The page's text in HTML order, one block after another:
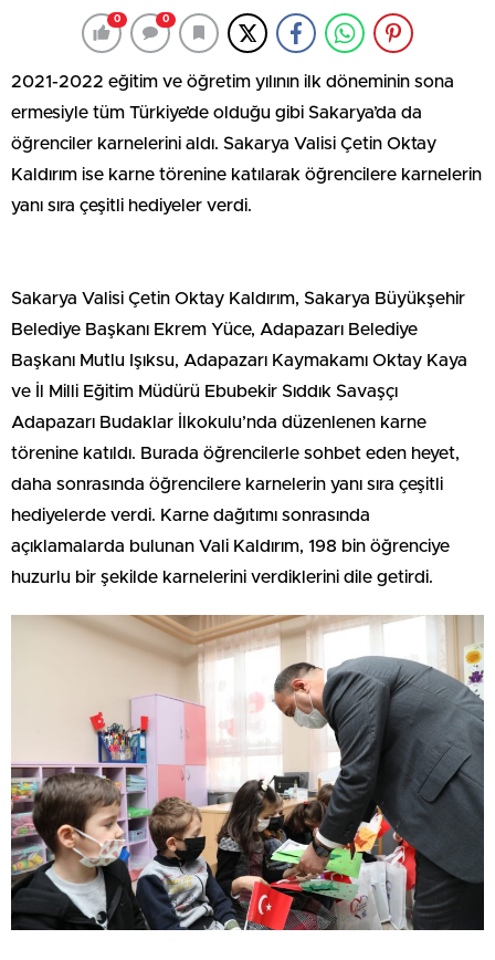
0 0
2021-2022 eğitim ve öğretim yılının ilk döneminin sona
ermesiyle tüm Türkiye’de olduğu gibi Sakarya’da da
öğrenciler karnelerini aldı. Sakarya Valisi Çetin Oktay
Kaldırım ise karne törenine katılarak öğrencilere karnelerin
yanı sıra çeşitli hediyeler verdi.
Sakarya Valisi Çetin Oktay Kaldırım, Sakarya Büyükşehir
Belediye Başkanı Ekrem Yüce, Adapazarı Belediye
Başkanı Mutlu Işıksu, Adapazarı Kaymakamı Oktay Kaya
ve İl Milli Eğitim Müdürü Ebubekir Sıddık Savaşçı
Adapazarı Budaklar İlkokulu’nda düzenlenen karne
törenine katıldı. Burada öğrencilerle sohbet eden heyet,
daha sonrasında öğrencilere karnelerin yanı sıra çeşitli
hediyelerde verdi. Karne dağıtımı sonrasında
açıklamalarda bulunan Vali Kaldırım, 198 bin öğrenciye
huzurlu bir şekilde karnelerini verdiklerini dile getirdi.